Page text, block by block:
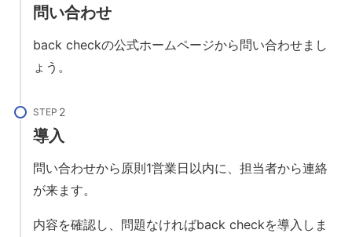
問い合わせ
back checkの公式ホームページから問い合わせまし
ょう。
STEP
導入
問い合わせから原則1営業日以内に、担当者から連絡
が来ます。
内容を確認し、問題なければback checkを導入しま